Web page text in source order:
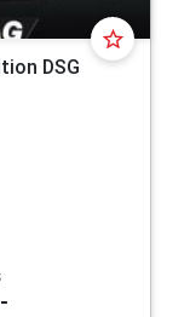
star_border
DSG